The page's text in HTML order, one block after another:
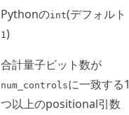
Pythonのint(デフォルト
1)
合計量子ビット数が
num_controlsに一致する1
つ以上のpositional引数